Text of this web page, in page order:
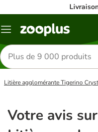
Menu
Rechercher
des
produits
Litière agglomérante Tigerino
Votre avis sur